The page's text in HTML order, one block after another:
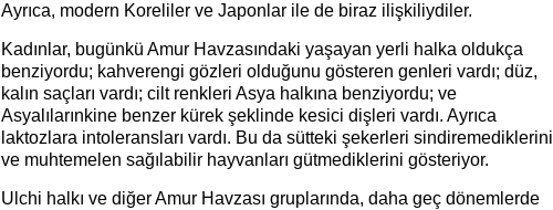
Ayrıca, modern Koreliler ve Japonlar ile de biraz ilişkiliydiler.
Kadınlar, bugünkü Amur Havzasındaki yaşayan yerli halka oldukça
benziyordu; kahverengi gözleri olduğunu gösteren genleri vardı; düz,
kalın saçları vardı; cilt renkleri Asya halkına benziyordu; ve
Asyalılarınkine benzer kürek şeklinde kesici dişleri vardı. Ayrıca
laktozlara intoleransları vardı. Bu da sütteki şekerleri sindiremediklerini
ve muhtemelen sağılabilir hayvanları gütmediklerini gösteriyor.
Ulchi halkı ve diğer Amur Havzası gruplarında, daha geç dönemlerde